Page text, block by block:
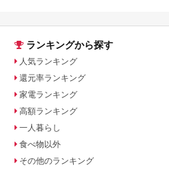
ランキングから探す
人気ランキング
還元率ランキング
家電ランキング
高額ランキング
一人暮らし
食べ物以外
その他のランキング